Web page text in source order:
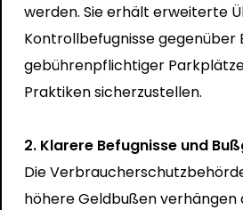
werden. Sie erhält erweiterte
Kontrollbefugnisse gegenüber
gebührenpflichtiger
Praktiken sicherzustellen.
2. Klarere Befugnisse und
Die
höhere Geldbußen verhängen